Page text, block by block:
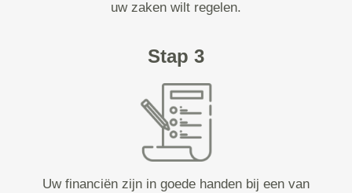
uw zaken wilt regelen.
Stap 3
Uw financiën zijn in goede handen bij een van